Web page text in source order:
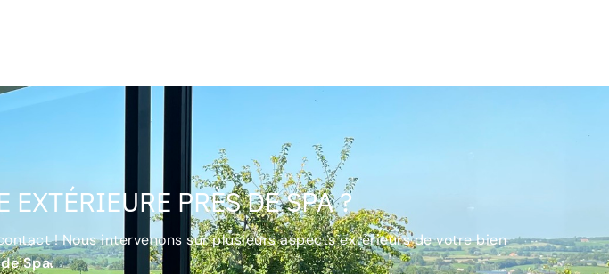
PRÈS DE SPA ?
! Nous intervenons sur plusieurs aspects extérieurs de votre bien
Spa.